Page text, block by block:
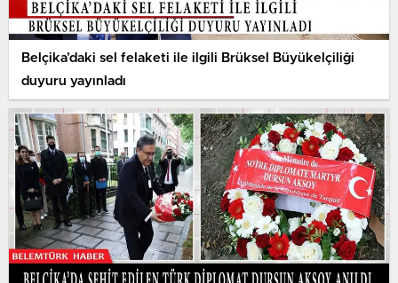
Belçika’daki sel felaketi ile ilgili Brüksel Büyükelçiliği
duyuru yayınladı